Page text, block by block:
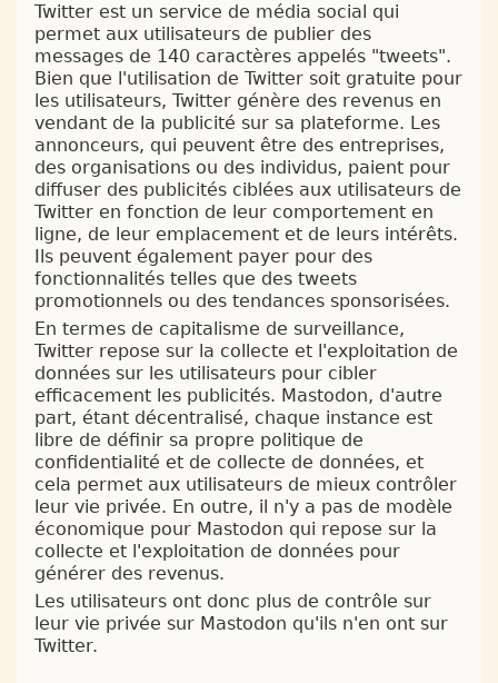
Twitter est un service de média social qui
permet aux utilisateurs de publier des
messages de 140 caractères appelés "tweets".
Bien que l'utilisation de Twitter soit gratuite pour
les utilisateurs, Twitter génère des revenus en
vendant de la publicité sur sa plateforme. Les
annonceurs, qui peuvent être des entreprises,
des organisations ou des individus, paient pour
diffuser des publicités ciblées aux utilisateurs de
Twitter en fonction de leur comportement en
ligne, de leur emplacement et de leurs intérêts.
Ils peuvent également payer pour des
fonctionnalités telles que des tweets
promotionnels ou des tendances sponsorisées.
En termes de capitalisme de surveillance,
Twitter repose sur la collecte et l'exploitation de
données sur les utilisateurs pour cibler
efficacement les publicités. Mastodon, d'autre
part, étant décentralisé, chaque instance est
libre de définir sa propre politique de
confidentialité et de collecte de données, et
cela permet aux utilisateurs de mieux contrôler
leur vie privée. En outre, il n'y a pas de modèle
économique pour Mastodon qui repose sur la
collecte et l'exploitation de données pour
générer des revenus.
Les utilisateurs ont donc plus de contrôle sur
leur vie privée sur Mastodon qu'ils n'en ont sur
Twitter.